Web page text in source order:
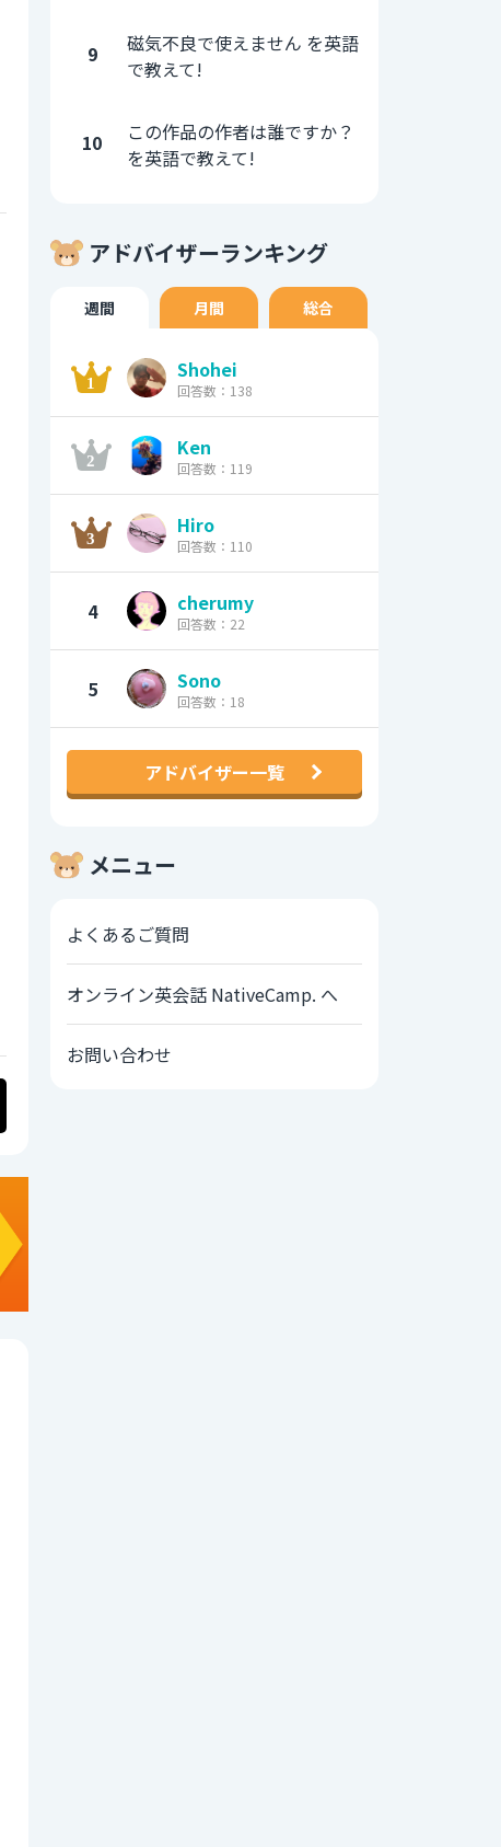
9
磁気不良で使えません を英語
で教えて!
10
この作品の作者は誰ですか？
を英語で教えて!
アドバイザーランキング
週間 月間 総合
Shohei
回答数：138
Ken
回答数：119
Hiro
回答数：110
4 cherumy
回答数：22
5 Sono
回答数：18
アドバイザー一覧
メニュー
よくあるご質問
オンライン英会話 NativeCamp. へ
お問い合わせ